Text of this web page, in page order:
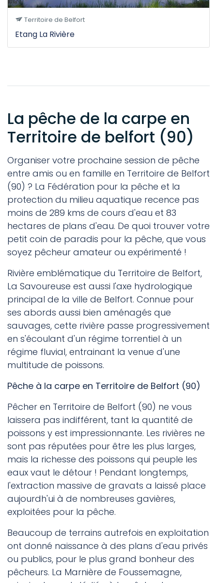
Territoire de Belfort
Etang La Rivière
La pêche de la carpe en
Territoire de belfort (90)
Organiser votre prochaine session de pêche
entre amis ou en famille en Territoire de Belfort
(90) ? La Fédération pour la pêche et la
protection du milieu aquatique recence pas
moins de 289 kms de cours d'eau et 83
hectares de plans d'eau. De quoi trouver votre
petit coin de paradis pour la pêche, que vous
soyez pêcheur amateur ou expérimenté !
Rivière emblématique du Territoire de Belfort,
La Savoureuse est aussi l'axe hydrologique
principal de la ville de Belfort. Connue pour
ses abords aussi bien aménagés que
sauvages, cette rivière passe progressivement
en s'écoulant d'un régime torrentiel à un
régime fluvial, entrainant la venue d'une
multitude de poissons.
Pêche à la carpe en Territoire de Belfort (90)
Pêcher en Territoire de Belfort (90) ne vous
laissera pas indifférent, tant la quantité de
poissons y est impressionnante. Les rivières ne
sont pas réputées pour être les plus larges,
mais la richesse des poissons qui peuple les
eaux vaut le détour ! Pendant longtemps,
l'extraction massive de gravats a laissé place
aujourdh'ui à de nombreuses gavières,
exploitées pour la pêche.
Beaucoup de terrains autrefois en exploitation
ont donné naissance à des plans d'eau privés
ou publics, pour le plus grand bonheur des
pêcheurs. La Marnière de Foussemagne,